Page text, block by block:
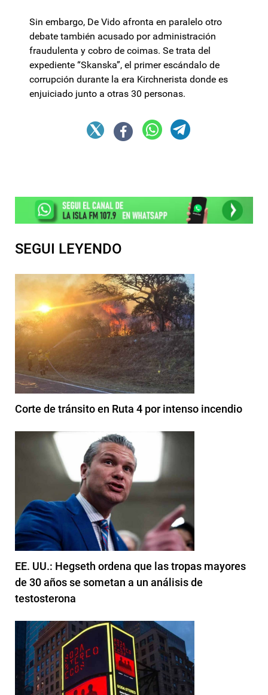
Sin embargo, De Vido afronta en paralelo otro
debate también acusado por administración
fraudulenta y cobro de coimas. Se trata del
expediente “Skanska”, el primer escándalo de
corrupción durante la era Kirchnerista donde es
enjuiciado junto a otras 30 personas.
SEGUI LEYENDO
Corte de tránsito en Ruta 4 por intenso incendio
EE. UU.: Hegseth ordena que las tropas mayores
de 30 años se sometan a un análisis de
testosterona